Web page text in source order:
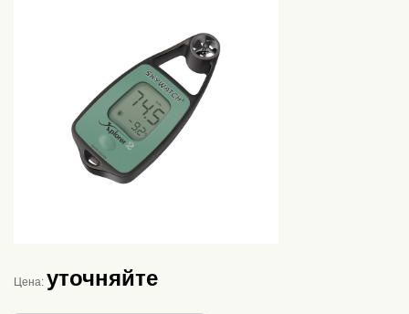
Цена: уточняйте